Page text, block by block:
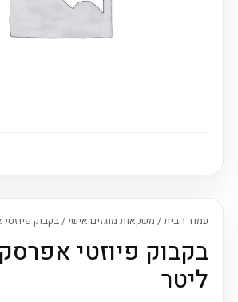
עמוד הבית/ משקאות מוגזים אישי/ בקבוק פיוזטי
ליטר